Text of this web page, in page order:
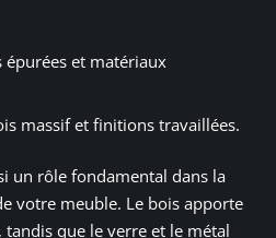
épurées et matériaux
massif et finitions travaillées.
un rôle fondamental dans la
votre meuble. Le bois apporte
tandis que le verre et le métal